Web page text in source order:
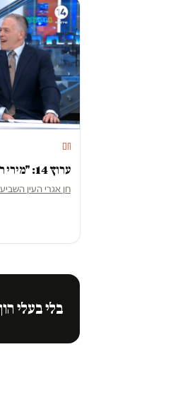
חם
ערוץ 14: "מירי רגב היא אישה מדהימה"
חן אגרי העין
בלי בעלי